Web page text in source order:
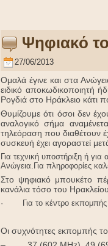
Ψηφιακό
27/06/2013
Ομαλά έγινε και στα
ειδικό αποκωδικοποιητή
Ρογδιά στο Ηράκλειο κάτι
Θυμίζουμε ότι όσοι δεν
αναλογικό σήμα
τηλεόραση που διαθέτουν
συσκευή έχει αγοραστεί
Για τεχνική υποστήριξη ή
Ανώγεια.Για πληροφορίες
Στο ψηφιακό μπουκέτο
κανάλια τόσο του
· Για το κέντρο εκπομπής
Οι συχνότητες εκπομπής